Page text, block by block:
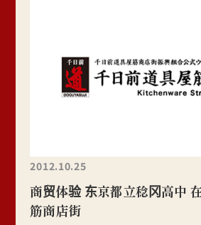
2012.10.25
商贸体验 东京都立稔冈高中
筋商店街